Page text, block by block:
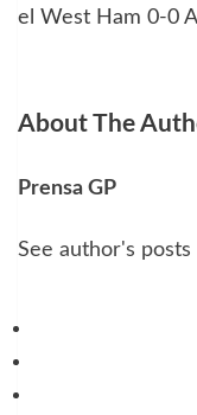
el West Ham 0-0
About The
Prensa GP
See author's posts